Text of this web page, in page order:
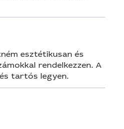
esztétikusan és
rendelkezzen. A
tartós legyen.